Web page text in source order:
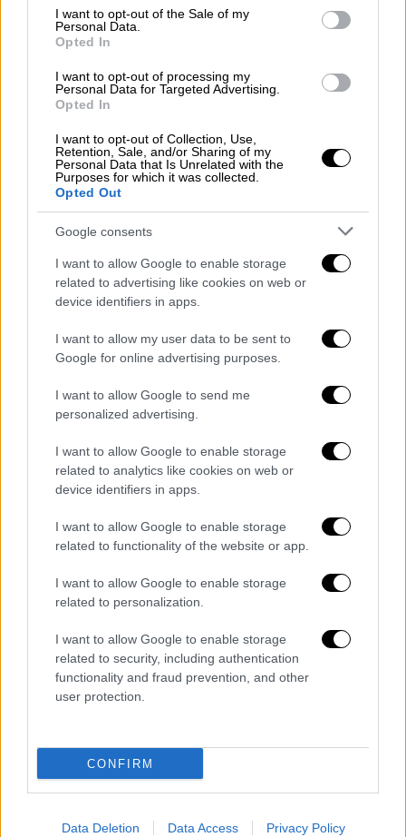
consent section.
I want to opt-out of the Sale of my
Personal Data.
Opted In
I want to opt-out of processing my
Personal Data for Targeted Advertising.
Opted In
I want to opt-out of Collection, Use,
Retention, Sale, and/or Sharing of my
Personal Data that Is Unrelated with the
Purposes for which it was collected.
Opted Out
Google consents
I want to allow Google to enable storage
related to advertising like cookies on web or
device identifiers in apps.
I want to allow my user data to be sent to
Google for online advertising purposes.
I want to allow Google to send me
personalized advertising.
I want to allow Google to enable storage
related to analytics like cookies on web or
device identifiers in apps.
I want to allow Google to enable storage
related to functionality of the website or app.
I want to allow Google to enable storage
related to personalization.
I want to allow Google to enable storage
related to security, including authentication
functionality and fraud prevention, and other
user protection.
CONFIRM
Data Deletion Data Access Privacy Policy
Η πομπή ξεκίνησε κανονικά, έφτασε μέχρι το
Λιστόν η πρώτη Φιλαρμονική, αλλά
δεν επέτρεψε να συνεχιστεί, προκαλώντας
απογοήτευση τόσο στους Κερκυραίος όσο
και στους επισκέπτες που έχουν έρθει στο
νησί για να απολαύσουν τα ξεχωριστά του
έθιμα.
ΔΙΑΒΑΣΤΕ ΕΠΙΣΗΣ
Έγινε η πρώτη Ανάσταση στη Χίο με
Πατέρα Χριστόφορου - Εικόνες από
τη Λειτουργία
Σήμερα στην Κέρκυρα μετά την πρώτη
Ανάσταση θα λάβει χώρα το έθιμο των
ΟΛΕΣ ΟΙ ΕΙΔΗΣΕΙΣ
Εκλογές 2023: Τι λέει ο Μητσοτάκης για
την επόμενη ημέρα της κάλπης - Το
αφήγημα της σταθερότητας προτάσσει η
κυβέρνηση
ανησυχεί τελικά η νέα μετάλλαξη του
κορονοϊού – Η ιδιαιτερότητα με τα
συμπτώματα σε παιδιά
Beef: Η σειρά του Netflix που καθηλώνει